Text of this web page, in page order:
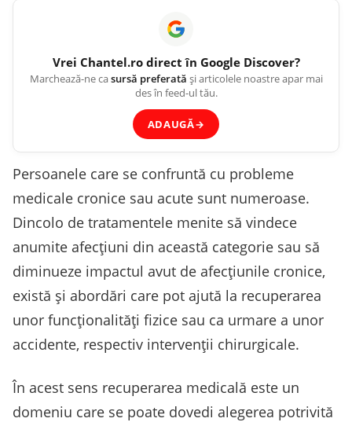
Vrei Chantel.rodirect în Google Discover?
Marchează-ne casursă preferată și articolele noastre apar mai
des în feed-ul tău.
ADAUGĂ→
Persoanele care se confruntă cu probleme
medicale cronice sau acute sunt numeroase.
Dincolo de tratamentele menite să vindece
anumite afecțiuni din această categorie sau să
diminueze impactul avut de afecțiunile cronice,
există și abordări care pot ajută la recuperarea
unor funcționalități fizice sau ca urmare a unor
accidente, respectiv intervenții chirurgicale.
În acest sens recuperarea medicală este un
domeniu care se poate dovedi alegerea potrivită